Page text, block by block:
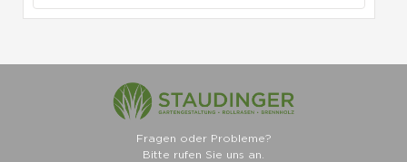
Fragen oder Probleme?
Bitte rufen Sie uns an.